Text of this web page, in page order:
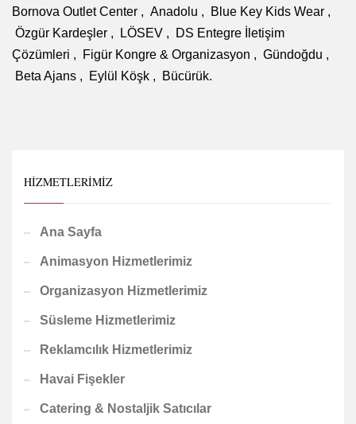
Bornova Outlet Center , Anadolu , Blue Key Kids Wear ,
Özgür Kardeşler , LÖSEV , DS Entegre İletişim
Çözümleri , Figür Kongre & Organizasyon , Gündoğdu ,
Beta Ajans , Eylül Köşk , Bücürük.
HIZMETLERIMIZ
Ana Sayfa
Animasyon Hizmetlerimiz
Organizasyon Hizmetlerimiz
Süsleme Hizmetlerimiz
Reklamcılık Hizmetlerimiz
Havai Fişekler
Catering & Nostaljik Satıcılar